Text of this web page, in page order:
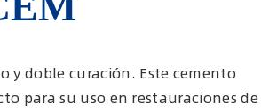
العربية
y doble curación. Este cemento
para su uso en restauraciones de